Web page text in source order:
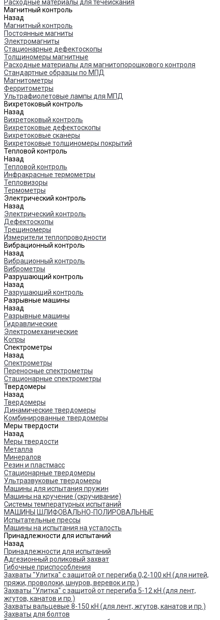
Расходные материалы для течеискания
Магнитный контроль
Назад
Магнитный контроль
Постоянные магниты
Электромагниты
Стационарные дефектоскопы
Толщиномеры магнитные
Расходные материалы для магнитопорошкового контроля
Стандартные образцы по МПД
Магнитометры
Ферритометры
Ультрафиолетовые лампы для МПД
Вихретоковый контроль
Назад
Вихретоковый контроль
Вихретоковые дефектоскопы
Вихретоковые сканеры
Вихретоковые толщиномеры покрытий
Тепловой контроль
Назад
Тепловой контроль
Инфракрасные термометры
Тепловизоры
Термометры
Электрический контроль
Назад
Электрический контроль
Дефектоскопы
Трещиномеры
Измерители теплопроводности
Вибрационный контроль
Назад
Вибрационный контроль
Виброметры
Разрушающий контроль
Назад
Разрушающий контроль
Разрывные машины
Назад
Разрывные машины
Гидравлические
Электромеханические
Копры
Спектрометры
Назад
Спектрометры
Переносные спектрометры
Стационарные спектрометры
Твердомеры
Назад
Твердомеры
Динамические твердомеры
Комбинированные твердомеры
Меры твердости
Назад
Меры твердости
Металла
Минералов
Резин и пластмасс
Стационарные твердомеры
Ультразвуковые твердомеры
Машины для испытания пружин
Машины на кручение (скручивание)
Системы температурных испытаний
МАШИНЫ ШЛИФОВАЛЬНО-ПОЛИРОВАЛЬНЫЕ
Испытательные прессы
Машины на испытания на усталость
Принадлежности для испытаний
Назад
Принадлежности для испытаний
Адгезионный роликовый захват
Гибочные приспособления
Захваты "Улитка" с защитой от перегиба 0,2-100 кН (для нитей,
пряжи, проволоки, шнуров, веревок и пр.)
Захваты "Улитка" с защитой от перегиба 5-12 кН (для лент,
жгутов, канатов и пр.)
Захваты вальцевые 8-150 кН (для лент, жгутов, канатов и пр.)
Захваты для болтов